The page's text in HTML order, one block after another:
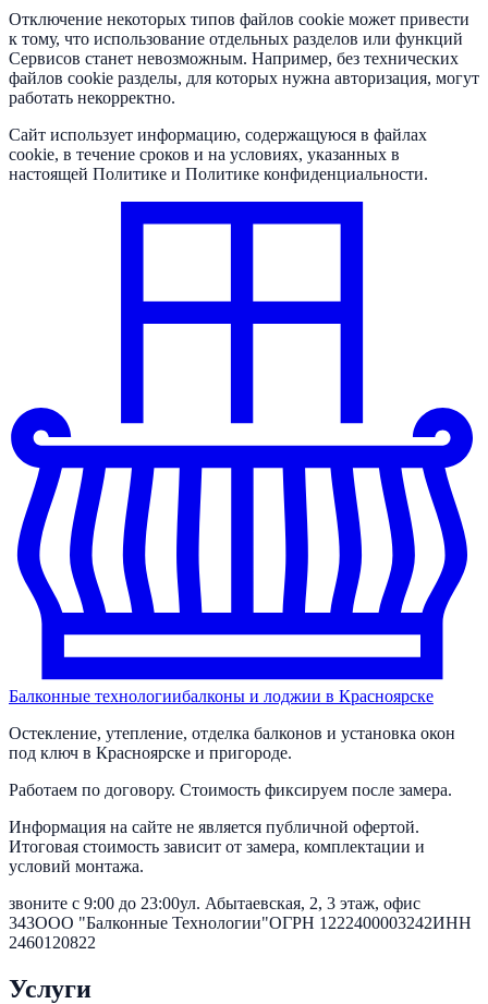
Отключение некоторых типов файлов cookie может привести
к тому, что использование отдельных разделов или функций
Сервисов станет невозможным. Например, без технических
файлов cookie разделы, для которых нужна авторизация, могут
работать некорректно.
Сайт использует информацию, содержащуюся в файлах
cookie, в течение сроков и на условиях, указанных в
настоящей Политике и Политике конфиденциальности.
Балконные технологиибалконы и лоджии в Красноярске
Остекление, утепление, отделка балконов и установка окон
под ключ в Красноярске и пригороде.
Работаем по договору. Стоимость фиксируем после замера.
Информация на сайте не является публичной офертой.
Итоговая стоимость зависит от замера, комплектации и
условий монтажа.
звоните с 9:00 до 23:00ул. Абытаевская, 2, 3 этаж, офис
343ООО "Балконные Технологии"ОГРН 1222400003242ИНН
2460120822
Услуги